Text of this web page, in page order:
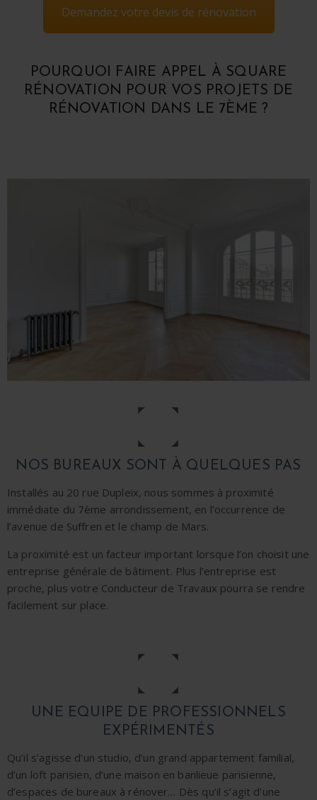
Demandez votre devis de rénovation
POURQUOI FAIRE APPEL À SQUARE
RÉNOVATION POUR VOS PROJETS DE
RÉNOVATION DANS LE 7ÈME ?
NOS BUREAUX SONT À QUELQUES PAS
Installés au 20 rue Dupleix, nous sommes à proximité
immédiate du 7ème arrondissement, en l’occurrence de
l’avenue de Suffren et le champ de Mars.
La proximité est un facteur important lorsque l’on choisit une
entreprise générale de bâtiment. Plus l’entreprise est
proche, plus votre Conducteur de Travaux pourra se rendre
facilement sur place.
UNE EQUIPE DE PROFESSIONNELS
EXPÉ RIMENT É S
Qu’il s’agisse d’un studio, d’un grand appartement familial,
d’un loft parisien, d’une maison en banlieue parisienne,
d’espaces de bureaux à rénover… Dès qu’il s’agit d’une